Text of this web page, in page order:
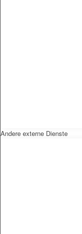
Andere externe Dienste